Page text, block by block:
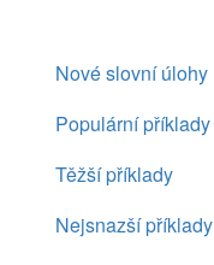
Nové slovní úlohy
Populární příklady
Těžší příklady
Nejsnazší příklady